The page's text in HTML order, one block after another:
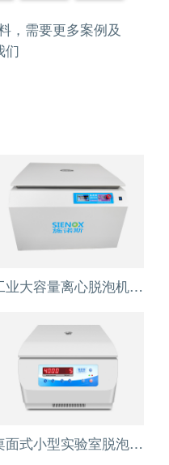
，需要更多案例及
们